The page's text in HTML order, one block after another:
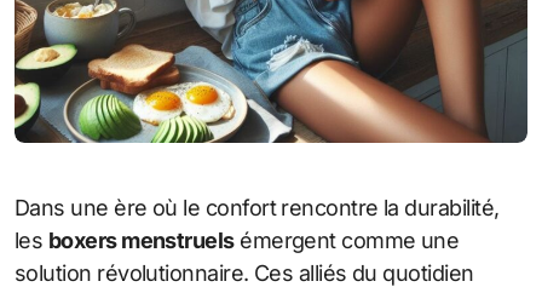
Dans une ère où le confort rencontre la durabilité,
les boxers menstruelsémergent comme une
solution révolutionnaire. Ces alliés du quotidien